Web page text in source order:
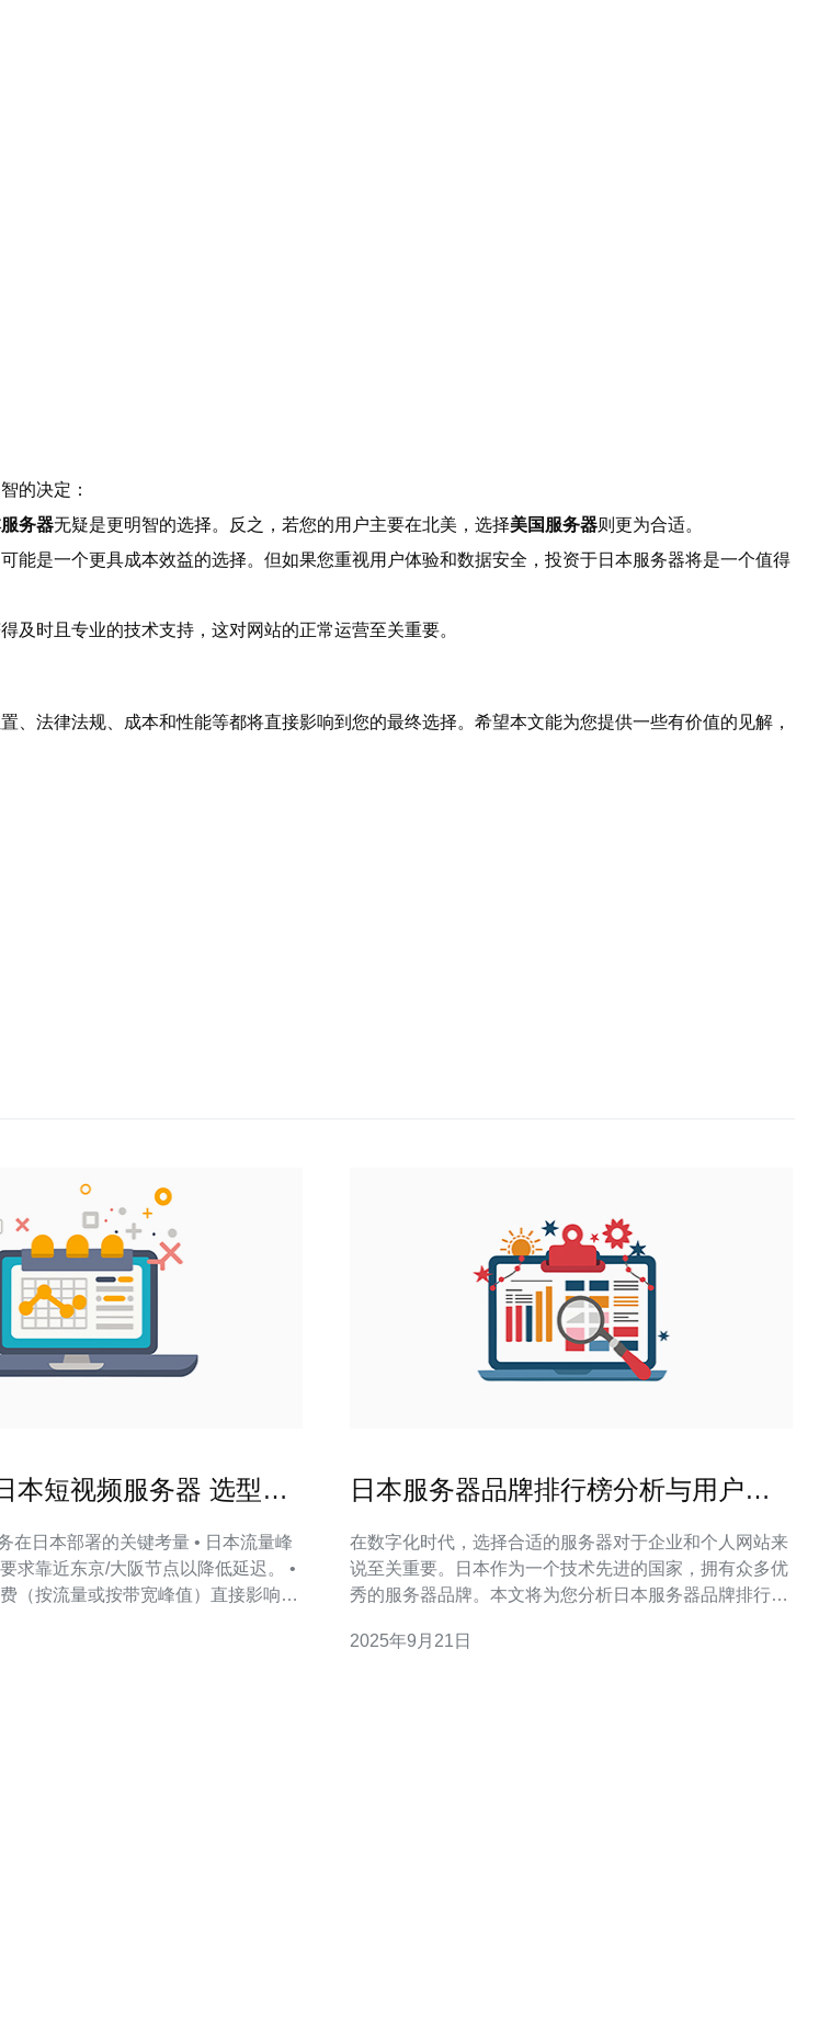
的决定：
服务器无疑是更明智的选择。反之，若您的用户主要在北美，选择美国服务器则更为合适。
能是一个更具成本效益的选择。但如果您重视用户体验和数据安全，投资于日本服务器将是一个值得
时且专业的技术支持，这对网站的正常运营至关重要。
、法律法规、成本和性能等都将直接影响到您的最终选择。希望本文能为您提供一些有价值的见解，
本短视频服务器 选型建
在日本部署的关键考量 • 日本流量峰
求靠近东京/大阪节点以降低延迟。 •
（按流量或按带宽峰值）直接影响月
象存储配合缓存。 • CDN 与边缘缓
日本服务器品牌排行榜分析与用户反
在数字化时代，选择合适的服务器对于企业和个人网站来
说至关重要。日本作为一个技术先进的国家，拥有众多优
秀的服务器品牌。本文将为您分析日本服务器品牌排行
们来看一下日本服务器市场的整体情况。日本的服务器品
2025年9月21日